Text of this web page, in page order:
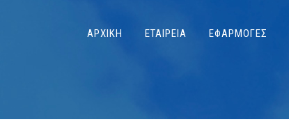
ΑΡΧΙΚΗ ΕΤΑΙΡΕΙΑ ΕΦΑΡΜΟΓΕΣ